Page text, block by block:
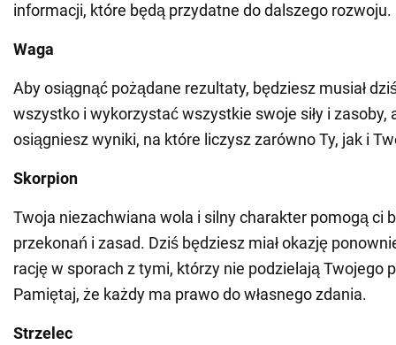
informacji, które będą przydatne do dalszego rozwoju.
Waga
Aby osiągnąć pożądane rezultaty, będziesz musiał
wszystko i wykorzystać wszystkie swoje siły i zasoby,
osiągniesz wyniki, na które liczysz zarówno Ty, jak i
Skorpion
Twoja niezachwiana wola i silny charakter pomogą ci
przekonań i zasad. Dziś będziesz miał okazję
rację w sporach z tymi, którzy nie podzielają Twojego
Pamiętaj, że każdy ma prawo do własnego zdania.
Strzelec